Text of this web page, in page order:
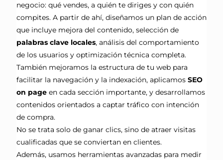
negocio: qué vendes, a quién te diriges y con quién
compites. A partir de ahí, diseñamos un plan de acción
que incluye mejora del contenido, selección de
palabras clave locales, análisis del comportamiento
de los usuarios y optimización técnica completa.
También mejoramos la estructura de tu web para
facilitar la navegación y la indexación, aplicamos SEO
on page en cada sección importante, y desarrollamos
contenidos orientados a captar tráfico con intención
de compra.
No se trata solo de ganar clics, sino de atraer visitas
cualificadas que se conviertan en clientes.
Además, usamos herramientas avanzadas para medir